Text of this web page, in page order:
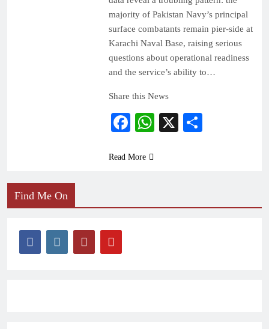
majority of Pakistan Navy’s principal
surface combatants remain pier-side at
Karachi Naval Base, raising serious
questions about operational readiness
and the service’s ability to…
Share this News
Facebook
WhatsApp
X
Read More
Find Me On